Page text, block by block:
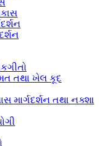
તથા ખેલ કૂદ
માર્ગદર્શન તથા નક્શા